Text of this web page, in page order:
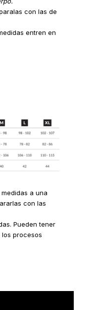
con las de
entren en
a una
con las
Pueden tener
procesos